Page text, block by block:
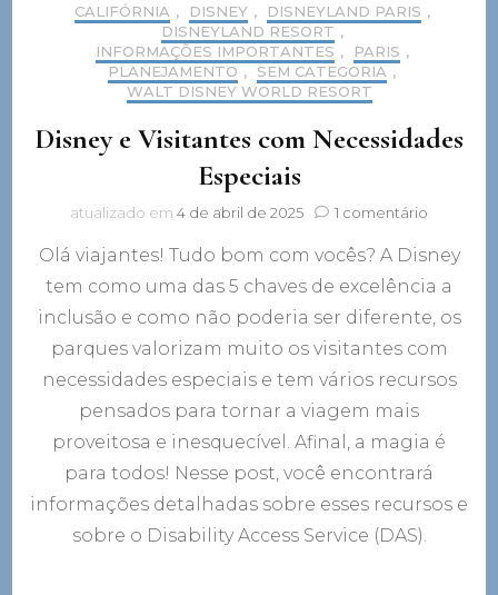
CALIFÓRNIA , DISNEY , DISNEYLAND PARIS ,
DISNEYLAND RESORT ,
INFORMAÇÕES IMPORTANTES , PARIS ,
PLANEJAMENTO , SEM CATEGORIA ,
WALT DISNEY WORLD RESORT
Disney e Visitantes com Necessidades
Especiais
atualizado em 4 de abril de 2025 1 comentário
e
Especiais
Olá viajantes! Tudo bom com vocês? A Disney
tem como uma das 5 chaves de excelência a
inclusão e como não poderia ser diferente, os
parques valorizam muito os visitantes com
necessidades especiais e tem vários recursos
pensados para tornar a viagem mais
proveitosa e inesquecível. Afinal, a magia é
para todos! Nesse post, você encontrará
informações detalhadas sobre esses recursos e
sobre o Disability Access Service (DAS).